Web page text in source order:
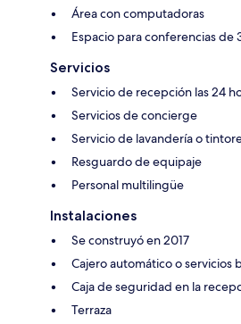
Área con computadoras
Espacio para conferencias de
Servicios
Servicio de recepción las 24
Servicios de concierge
Servicio de lavandería o
Resguardo de equipaje
Personal multilingüe
Instalaciones
Se construyó en 2017
Cajero automático o servicios
Caja de seguridad en la
Terraza